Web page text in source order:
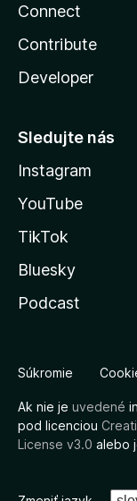
Connect
Contribute
Developer
Sledujte nás
Instagram
YouTube
TikTok
Bluesky
Podcast
Súkromie
Ak nie je uvedené
pod licenciou
License v3.0 alebo